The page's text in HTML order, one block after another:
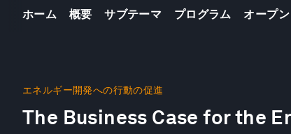
ホーム 概要 サブテーマ プログラム オープ
エネルギー開発への行動の促進
The Business Case for the
seconds
48
minutes,